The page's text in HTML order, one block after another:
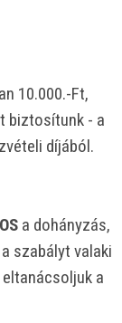
10.000.-Ft,
biztosítunk - a
díjából.
a dohányzás,
szabályt valaki
a